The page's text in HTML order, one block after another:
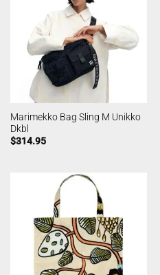
Marimekko Bag Sling M Unikko
Dkbl
$314.95